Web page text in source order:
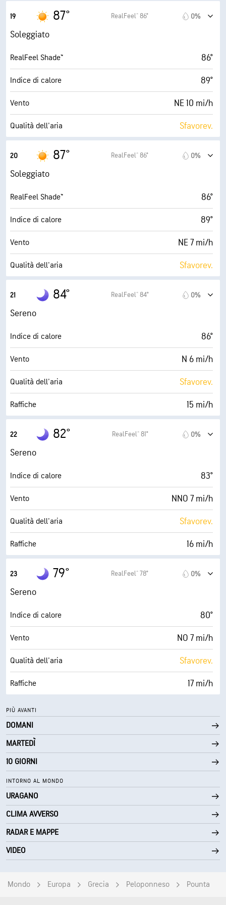
10 mi
Strato di nuvole
19 87° RealFeel® 86° 0%
Soleggiato
RealFeel Shade™ 86°
Indice di calore 89°
Vento NE 10 mi/h
Qualità dell'aria Sfavorev.
Indice UV max
Raffiche
Umidità 49%
Punto di rugiada 65° F
AccuLumen Brightness Index™ 5 (Medio)
Nuvolosità 1%
20 87° RealFeel® 86° 0%
Soleggiato
RealFeel Shade™ 86°
Indice di calore 89°
Vento NE 7 mi/h
Qualità dell'aria Sfavorev.
Indice UV max
Raffiche
Umidità 49%
Punto di rugiada 66° F
AccuLumen Brightness Index™ 0 (Scuro)
Nuvolosità 1%
21 84° RealFeel® 84° 0%
Sereno
Indice di calore 86°
Vento N 6 mi/h
Qualità dell'aria Sfavorev.
Raffiche 15 mi/h
Punto di rugiada
AccuLumen Brightness Index™ 0 (Scuro)
Nuvolosità 1%
Visibilità 10 mi
Strato di nuvole 30000 ft
22 82° RealFeel® 81° 0%
Sereno
Indice di calore 83°
Vento NNO 7 mi/h
Qualità dell'aria Sfavorev.
Raffiche 16 mi/h
Punto di rugiada
AccuLumen Brightness Index™ 0 (Scuro)
Nuvolosità 1%
Visibilità 10 mi
Strato di nuvole 30000 ft
23 79° RealFeel® 78° 0%
Sereno
Indice di calore 80°
Vento NO 7 mi/h
Qualità dell'aria Sfavorev.
Raffiche 17 mi/h
Umidità
Punto di rugiada 64° F
AccuLumen Brightness Index™ 0 (Scuro)
Nuvolosità 0%
Visibilità 10 mi
Strato di nuvole 30000 ft
PIÙ AVANTI
DOMANI
MARTEDÌ
10 GIORNI
INTORNO AL MONDO
URAGANO
CLIMA AVVERSO
RADAR E MAPPE
VIDEO
Mondo Europa Grecia Peloponneso Pounta